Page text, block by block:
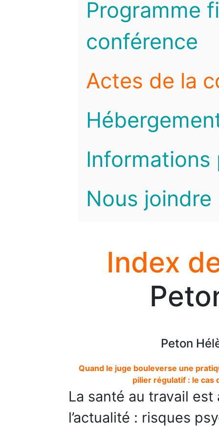
Programme
conférence
Actes de la
Informations
Nous joindre
Index
Peton
Quand le juge bouleverse une
pilier régulatif : le cas
La santé au travail
l’actualité : risques